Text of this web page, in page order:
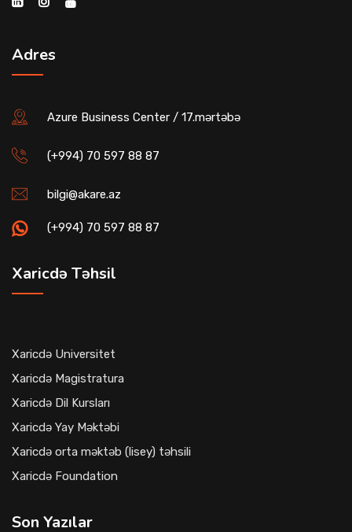
Adres
Azure Business Center / 17.mərtəbə
(+994) 70 597 88 87
bilgi@akare.az
(+994) 70 597 88 87
Xaricdə Təhsil
Xaricdə Universitet
Xaricdə Magistratura
Xaricdə Dil Kursları
Xaricdə Yay Məktəbi
Xaricdə orta məktəb (lisey) təhsili
Xaricdə Foundation
Son Yazılar